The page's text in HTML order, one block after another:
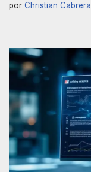
por Christian Cabrera